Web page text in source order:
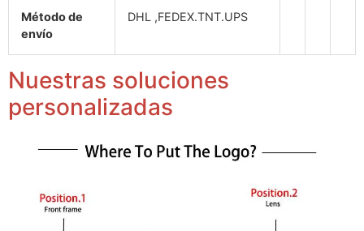
Método de
envío
DHL ,FEDEX.TNT.UPS
Nuestras soluciones
personalizadas